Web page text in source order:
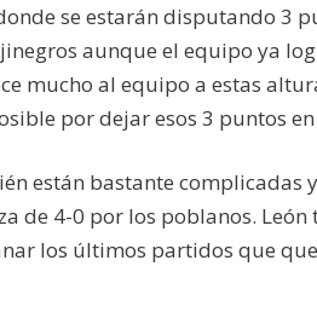
se estarán disputando 3
aunque el equipo ya
mucho al equipo a estas
por dejar esos 3 puntos en
están bastante complicadas
de 4-0 por los poblanos. León
los últimos partidos que